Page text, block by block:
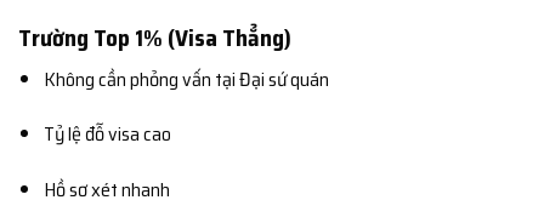
Trường Top 1% (Visa Thẳng)
Không cần phỏng vấn tại Đại sứ quán
Tỷ lệ đỗ visa cao
Hồ sơ xét nhanh